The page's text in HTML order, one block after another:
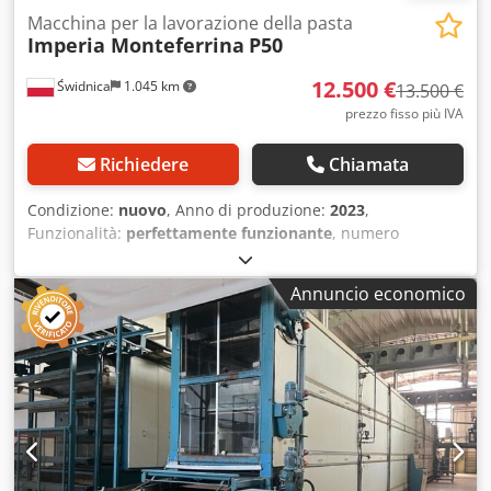
Świdnica 1.045 km
Macchina per la lavorazione della pasta
Imperia Monteferrina P50
12.500 €13.500 €
prezzo fisso più IVA
Richiedere Chiamata
Condizione: nuovo, Anno di produzione: 2023,
Funzionalità: perfettamente funzionante, numero
L23001388, peso complessivo:
capacità del serbatoio:14 l, tipo di raffreddamento:acqua,
tensione di ingresso:380 V, Macchina semi-industriale
destinata alla preparazione dell'impasto e alla estrusione
di pasta da qualsiasi tipo di farina di grano duro e semola.
Macchina dedicata alla produzione di pasta corta, lunga e
nastri di pasta. Indicata per produzioni di pasta di media
grandezza e per l'alimentazione di nastratrici o formatrici
a nido. Tutte le parti a contatto con l'impasto, così come
tutta la struttura, sono realizzate in acciaio inox.
Mescolatori e coclea facilmente smontabili per la pulizia.
Annuncio economico